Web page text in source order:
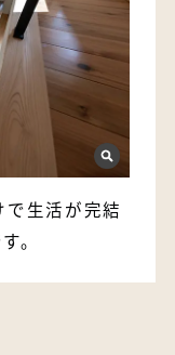
生活が完結
。